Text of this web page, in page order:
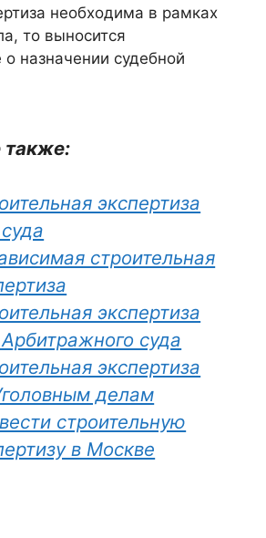
необходима в рамках
то выносится
о назначении судебной
также:
экспертиза
строительная
экспертиза
суда
экспертиза
делам
строительную
в Москве